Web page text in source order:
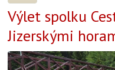
Výlet spolku
Jizerskými